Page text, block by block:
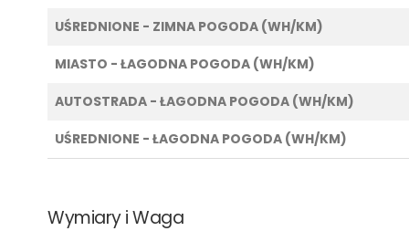
UŚREDNIONE - ZIMNA POGODA (WH/KM)
MIASTO - ŁAGODNA POGODA (WH/KM)
AUTOSTRADA - ŁAGODNA POGODA (WH/KM)
UŚREDNIONE - ŁAGODNA POGODA (WH/KM)
Wymiary i Waga